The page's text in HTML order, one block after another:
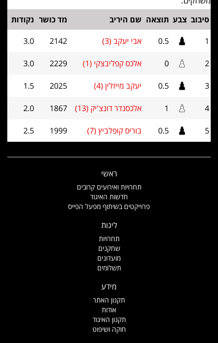
סיבוב צבע תוצאה שם היריב מד כושר נקודות
1
0.5 אבי יעקב (3) 2142
3.0
2
0 אלכס קפליבצקי (1) 2229
3.0
3
0.5 יעקב מייזלין (4) 2025
1.5
4
1 אלכסנדר דונצ'יק (13) 1867
2.0
5
0.5 בוריס קופלביץ (7) 1999
2.5
ראשי
תחרויות ואירועים קרובים
חדשות האיגוד
פרוייקטים בשיתוף מפעל הפייס
ליגות
תחרויות
שחקנים
מועדונים
תשלומים
מידע
תקנון האתר
אודות
תקנון האיגוד
חוקה ושיפוט